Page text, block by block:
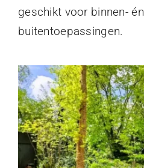
geschikt voor binnen- én
buitentoepassingen.